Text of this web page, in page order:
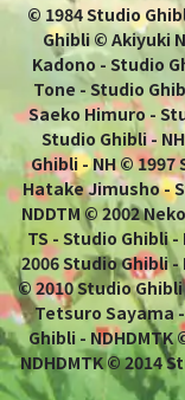
© 1984 Studio
Ghibli © Akiyuki
Kadono - Studio
Tone - Studio
Saeko Himuro -
Studio Ghibli -
Ghibli - NH ©
Hatake Jimusho -
NDDTM © 2002
TS - Studio Ghibli -
2006 Studio Ghibli -
© 2010 Studio
Tetsuro Sayama
Ghibli -
NDHDMTK © 2014